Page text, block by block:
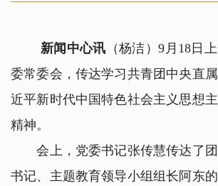
新闻中心讯 （杨洁）9月18日
委常委会，传达学习共青团中央直
近平新时代中国特色社会主义思想
精神。
会上，党委书记张传慧传达了团
书记、主题教育领导小组组长阿东